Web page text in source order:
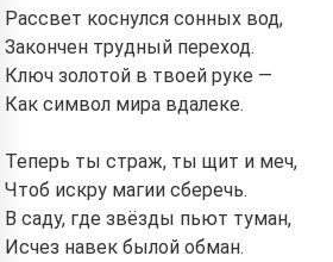
Рассвет коснулся сонных вод,
Закончен трудный переход.
Ключ золотой в твоей руке —
Как символ мира вдалеке.
Теперь ты страж, ты щит и меч,
Чтоб искру магии сберечь.
В саду, где звёзды пьют туман,
Исчез навек былой обман.